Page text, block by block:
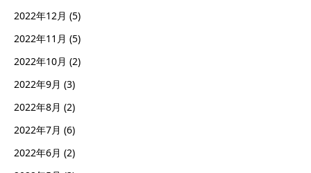
2022年12月 (5)
2022年11月 (5)
2022年10月 (2)
2022年9月 (3)
2022年8月 (2)
2022年7月 (6)
2022年6月 (2)